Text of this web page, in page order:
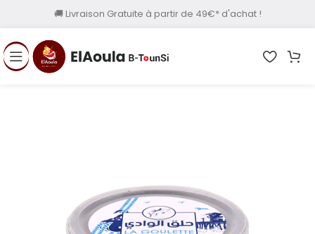
🚚 Livraison Gratuite à partir de 49€* d'achat !